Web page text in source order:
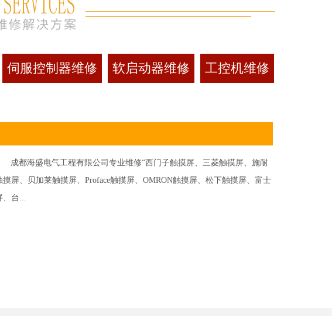
伺服控制器维修 软启动器维修 工控机维修
海盛电气工程有限公司专业维修“西门子触摸屏、三菱触摸屏、施耐
屏、贝加莱触摸屏、Proface触摸屏、OMRON触摸屏、松下触摸屏、富士
、台...